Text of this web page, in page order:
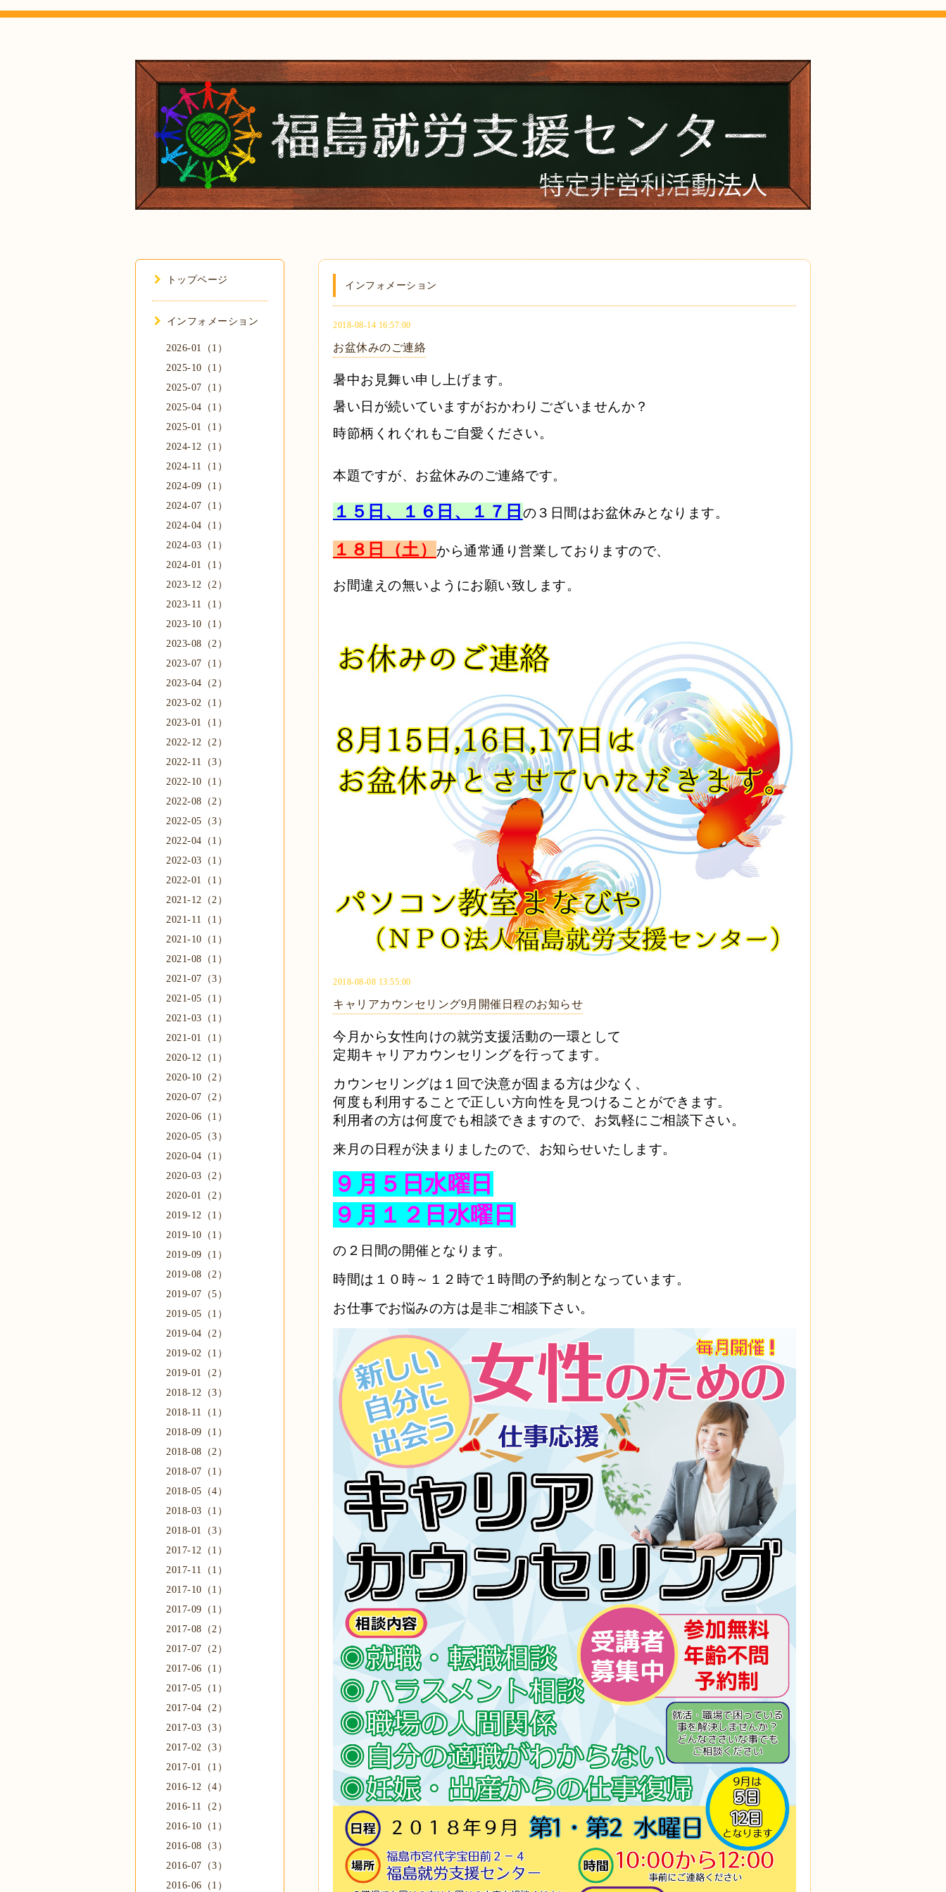
インフォメーション
2018-08-14 16:57:00
お盆休みのご連絡
暑中お見舞い申し上げます。
暑い日が続いていますがおかわりございませんか？
時節柄くれぐれもご自愛ください。
本題ですが、お盆休みのご連絡です。
１５日、１６日、１７日 の３日間はお盆休みとなります。
１８日（土） から通常通り営業しておりますので、
お間違えの無いようにお願い致します。
2018-08-08 13:55:00
キャリアカウンセリング9月開催日程のお知らせ
今月から女性向けの就労支援活動の一環として
定期キャリアカウンセリングを行ってます。
カウンセリングは１回で決意が固まる方は少なく、
何度も利用することで正しい方向性を見つけることができます。
利用者の方は何度でも相談できますので、お気軽にご相談下さい。
来月の日程が決まりましたので、お知らせいたします。
９月５日水曜日
９月１２日水曜日
の２日間の開催となります。
時間は１０時～１２時で１時間の予約制となっています。
お仕事でお悩みの方は是非ご相談下さい。
トップページ
インフォメーション
2026-01（1）
2025-10（1）
2025-07（1）
2025-04（1）
2025-01（1）
2024-12（1）
2024-11（1）
2024-09（1）
2024-07（1）
2024-04（1）
2024-03（1）
2024-01（1）
2023-12（2）
2023-11（1）
2023-10（1）
2023-08（2）
2023-07（1）
2023-04（2）
2023-02（1）
2023-01（1）
2022-12（2）
2022-11（3）
2022-10（1）
2022-08（2）
2022-05（3）
2022-04（1）
2022-03（1）
2022-01（1）
2021-12（2）
2021-11（1）
2021-10（1）
2021-08（1）
2021-07（3）
2021-05（1）
2021-03（1）
2021-01（1）
2020-12（1）
2020-10（2）
2020-07（2）
2020-06（1）
2020-05（3）
2020-04（1）
2020-03（2）
2020-01（2）
2019-12（1）
2019-10（1）
2019-09（1）
2019-08（2）
2019-07（5）
2019-05（1）
2019-04（2）
2019-02（1）
2019-01（2）
2018-12（3）
2018-11（1）
2018-09（1）
2018-08（2）
2018-07（1）
2018-05（4）
2018-03（1）
2018-01（3）
2017-12（1）
2017-11（1）
2017-10（1）
2017-09（1）
2017-08（2）
2017-07（2）
2017-06（1）
2017-05（1）
2017-04（2）
2017-03（3）
2017-02（3）
2017-01（1）
2016-12（4）
2016-11（2）
2016-10（1）
2016-08（3）
2016-07（3）
2016-06（1）